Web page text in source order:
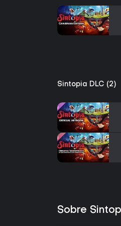
Sintopia DLC (2)
Sobre